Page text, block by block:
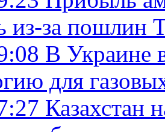
из-за пошлин
В Украине
для
Казахстан